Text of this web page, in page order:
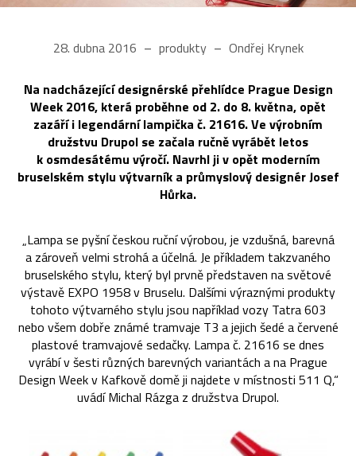
28. dubna 2016 produkty Ondřej Krynek
Na nadcházející designérské přehlídce Prague Design
Week 2016, která proběhne od 2. do 8. května, opět
zazáří i legendární lampička č. 21616. Ve výrobním
družstvu Drupol se začala ručně vyrábět letos
k osmdesátému výročí. Navrhl ji v opět moderním
bruselském stylu výtvarník a průmyslový designér Josef
Hůrka.
„Lampa se pyšní českou ruční výrobou, je vzdušná, barevná
a zároveň velmi strohá a účelná. Je příkladem takzvaného
bruselského stylu, který byl prvně představen na světové
výstavě EXPO 1958 v Bruselu. Dalšími výraznými produkty
tohoto výtvarného stylu jsou například vozy Tatra 603
nebo všem dobře známé tramvaje T3 a jejich šedé a červené
plastové tramvajové sedačky. Lampa č. 21616 se dnes
vyrábí v šesti různých barevných variantách a na Prague
Design Week v Kafkově domě ji najdete v místnosti 511 Q,“
uvádí Michal Rázga z družstva Drupol.